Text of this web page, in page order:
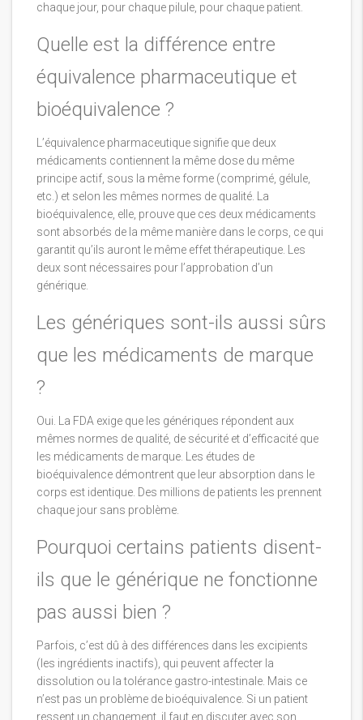
chaque jour, pour chaque pilule, pour chaque patient.
Quelle est la différence entre
équivalence pharmaceutique et
bioéquivalence ?
L’équivalence pharmaceutique signifie que deux
médicaments contiennent la même dose du même
principe actif, sous la même forme (comprimé, gélule,
etc.) et selon les mêmes normes de qualité. La
bioéquivalence, elle, prouve que ces deux médicaments
sont absorbés de la même manière dans le corps, ce qui
garantit qu’ils auront le même effet thérapeutique. Les
deux sont nécessaires pour l’approbation d’un
générique.
Les génériques sont-ils aussi sûrs
que les médicaments de marque
?
Oui. La FDA exige que les génériques répondent aux
mêmes normes de qualité, de sécurité et d’efficacité que
les médicaments de marque. Les études de
bioéquivalence démontrent que leur absorption dans le
corps est identique. Des millions de patients les prennent
chaque jour sans problème.
Pourquoi certains patients disent-
ils que le générique ne fonctionne
pas aussi bien ?
Parfois, c’est dû à des différences dans les excipients
(les ingrédients inactifs), qui peuvent affecter la
dissolution ou la tolérance gastro-intestinale. Mais ce
n’est pas un problème de bioéquivalence. Si un patient
ressent un changement, il faut en discuter avec son